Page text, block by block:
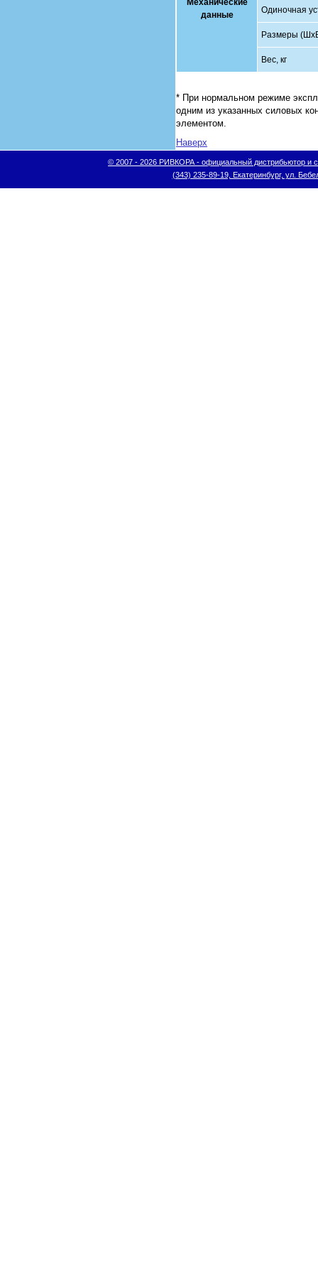
Механические
данные
Одиночная
Размеры
Вес, кг
* При нормальном режиме
одним из указанных силовых
элементом.
Наверх
© 2007 - 2026 РИВКОРА - официальный дистрибьютор и
(343) 235-89-19, Екатеринбург, ул.